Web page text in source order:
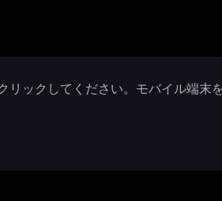
ックしてください。モバイル端末